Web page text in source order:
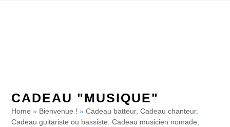
CADEAU "MUSIQUE"
Home » Bienvenue ! »Cadeau batteur,Cadeau chanteur,
Cadeau guitariste ou bassiste,Cadeau musicien nomade,